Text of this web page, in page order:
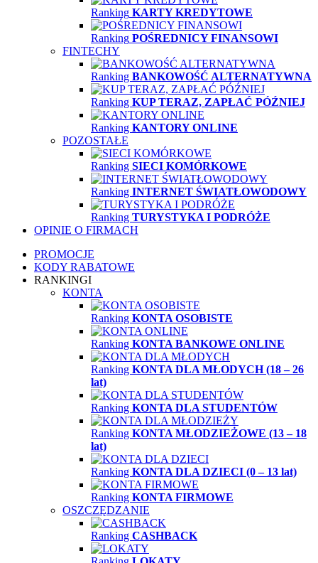
Ranking KARTY KREDYTOWE
Ranking POŚREDNICY FINANSOWI
FINTECHY
Ranking BANKOWOŚĆ ALTERNATYWNA
Ranking KUP TERAZ, ZAPŁAĆ PÓŹNIEJ
Ranking KANTORY ONLINE
POZOSTAŁE
Ranking SIECI KOMÓRKOWE
Ranking INTERNET ŚWIATŁOWODOWY
Ranking TURYSTYKA I PODRÓŻE
OPINIE O FIRMACH
PROMOCJE
KODY RABATOWE
RANKINGI
KONTA
Ranking KONTA OSOBISTE
Ranking KONTA BANKOWE ONLINE
Ranking KONTA DLA MŁODYCH (18 – 26
lat)
Ranking KONTA DLA STUDENTÓW
Ranking KONTA MŁODZIEŻOWE (13 – 18
lat)
Ranking KONTA DLA DZIECI (0 – 13 lat)
Ranking KONTA FIRMOWE
OSZCZĘDZANIE
Ranking CASHBACK